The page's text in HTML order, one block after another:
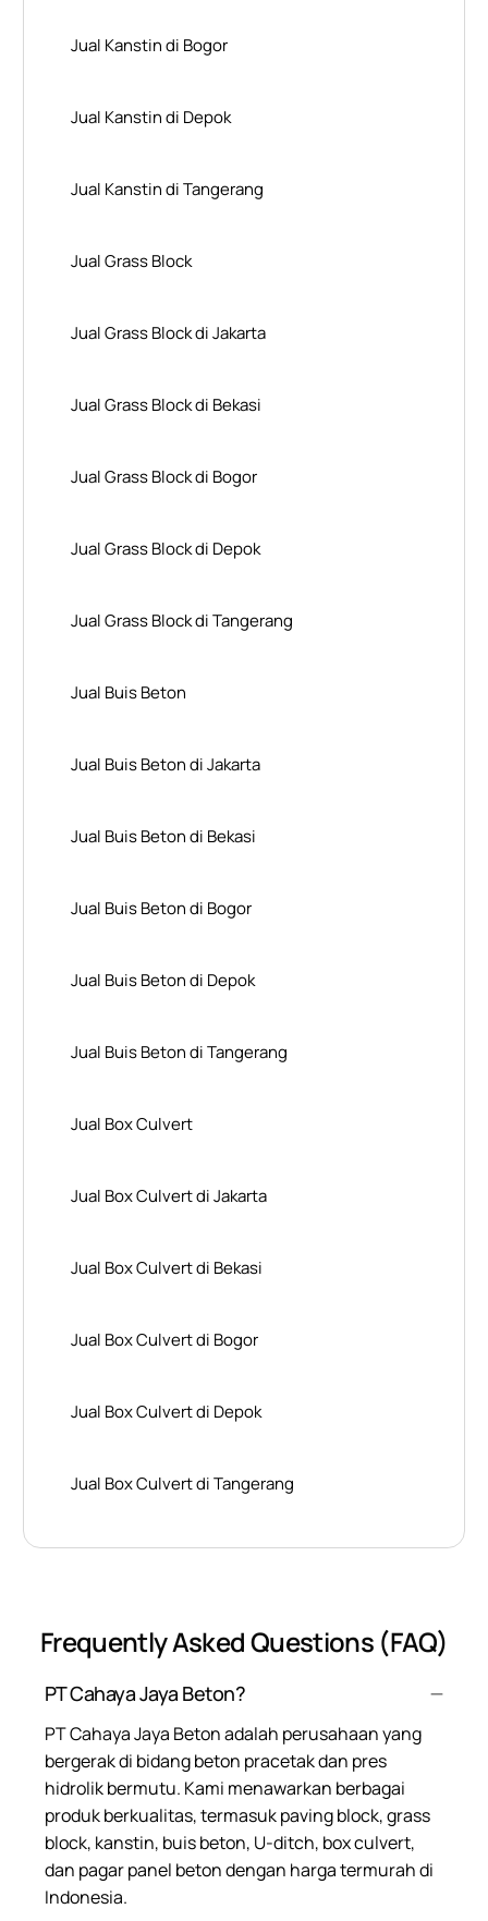
Jual Kanstin di Bogor
Jual Kanstin di Depok
Jual Kanstin di Tangerang
Jual Grass Block
Jual Grass Block di Jakarta
Jual Grass Block di Bekasi
Jual Grass Block di Bogor
Jual Grass Block di Depok
Jual Grass Block di Tangerang
Jual Buis Beton
Jual Buis Beton di Jakarta
Jual Buis Beton di Bekasi
Jual Buis Beton di Bogor
Jual Buis Beton di Depok
Jual Buis Beton di Tangerang
Jual Box Culvert
Jual Box Culvert di Jakarta
Jual Box Culvert di Bekasi
Jual Box Culvert di Bogor
Jual Box Culvert di Depok
Jual Box Culvert di Tangerang
Frequently Asked Questions (FAQ)
PT Cahaya Jaya Beton?
PT Cahaya Jaya Beton adalah perusahaan yang
bergerak di bidang beton pracetak dan pres
hidrolik bermutu. Kami menawarkan berbagai
produk berkualitas, termasuk paving block, grass
block, kanstin, buis beton, U-ditch, box culvert,
dan pagar panel beton dengan harga termurah di
Indonesia.